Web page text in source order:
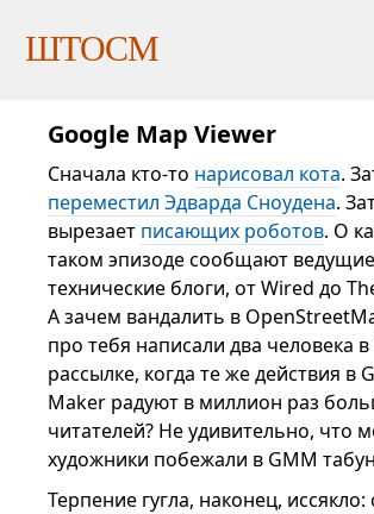
ШТОСМ
Google Map Viewer
Сначала кто-то нарисовал кота.
переместил Эдварда Сноудена.
вырезает писающих роботов. О
таком эпизоде сообщают ведущие
технические блоги, от Wired до
А зачем вандалить в
про тебя написали два человека
рассылке, когда те же действия в
Maker радуют в миллион раз
читателей? Не удивительно, что
художники побежали в GMM
Терпение гугла, наконец, иссякло: